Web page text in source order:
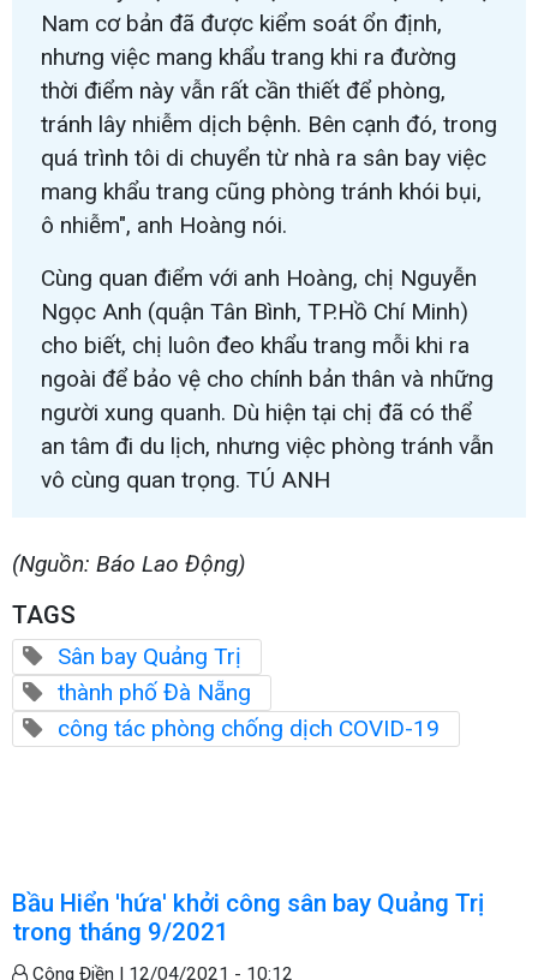
Nam cơ bản đã được kiểm soát ổn định,
nhưng việc mang khẩu trang khi ra đường
thời điểm này vẫn rất cần thiết để phòng,
tránh lây nhiễm dịch bệnh. Bên cạnh đó, trong
quá trình tôi di chuyển từ nhà ra sân bay việc
mang khẩu trang cũng phòng tránh khói bụi,
ô nhiễm", anh Hoàng nói.
Cùng quan điểm với anh Hoàng, chị Nguyễn
Ngọc Anh (quận Tân Bình, TP.Hồ Chí Minh)
cho biết, chị luôn đeo khẩu trang mỗi khi ra
ngoài để bảo vệ cho chính bản thân và những
người xung quanh. Dù hiện tại chị đã có thể
an tâm đi du lịch, nhưng việc phòng tránh vẫn
vô cùng quan trọng. TÚ ANH
(Nguồn: Báo Lao Động)
TAGS
Sân bay Quảng Trị
thành phố Đà Nẵng
công tác phòng chống dịch COVID-19
Bầu Hiển 'hứa' khởi công sân bay Quảng Trị
trong tháng 9/2021
Công Điền | 12/04/2021 - 10:12